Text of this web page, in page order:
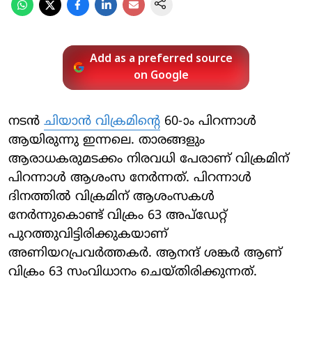
Add as a preferred source
on Google
നടൻ ചിയാൻ വിക്രമിന്റെ 60-ാം പിറന്നാൾ
ആയിരുന്നു ഇന്നലെ. താരങ്ങളും
ആരാധകരുമടക്കം നിരവധി പേരാണ് വിക്രമിന്
പിറന്നാൾ ആശംസ നേർന്നത്. പിറന്നാൾ
ദിനത്തിൽ വിക്രമിന് ആശംസകൾ
നേർന്നുകൊണ്ട് വിക്രം 63 അപ്ഡേറ്റ്
പുറത്തുവിട്ടിരിക്കുകയാണ്
അണിയറപ്രവർത്തകർ. ആനന്ദ് ശങ്കർ ആണ്
വിക്രം 63 സംവിധാനം ചെയ്തിരിക്കുന്നത്.